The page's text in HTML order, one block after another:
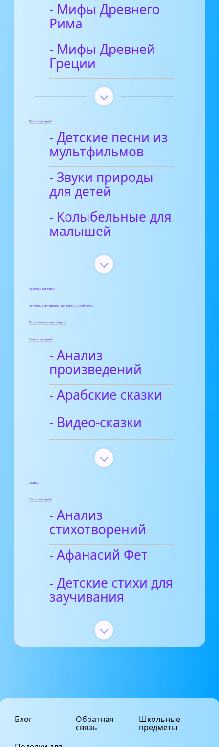
- Мифы Древнего
Рима
- Мифы Древней
Греции
Песни для детей
- Детские песни из
мультфильмов
- Звуки природы
для детей
- Колыбельные для
малышей
Поделки для детей
Полезные материалы для детей и родителей
Пословицы и поговорки
Сказки для детей
- Анализ
произведений
- Арабские сказки
- Видео-сказки
Статьи
Стихи для детей
- Анализ
стихотворений
- Афанасий Фет
- Детские стихи для
заучивания
Блог Обратная
связь
Школьные
предметы